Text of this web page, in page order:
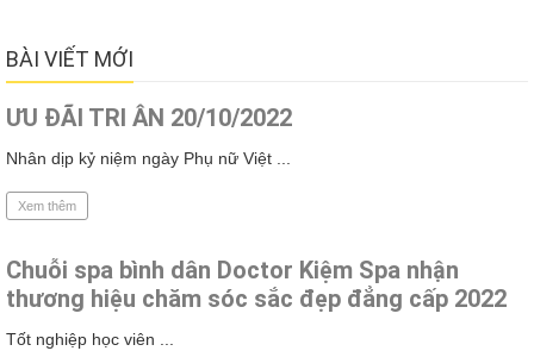
BÀI VIẾT MỚI
ƯU ĐÃI TRI ÂN 20/10/2022
Nhân dịp kỷ niệm ngày Phụ nữ Việt ...
Xem thêm
Chuỗi spa bình dân Doctor Kiệm Spa nhận
thương hiệu chăm sóc sắc đẹp đẳng cấp 2022
Tốt nghiệp học viên ...